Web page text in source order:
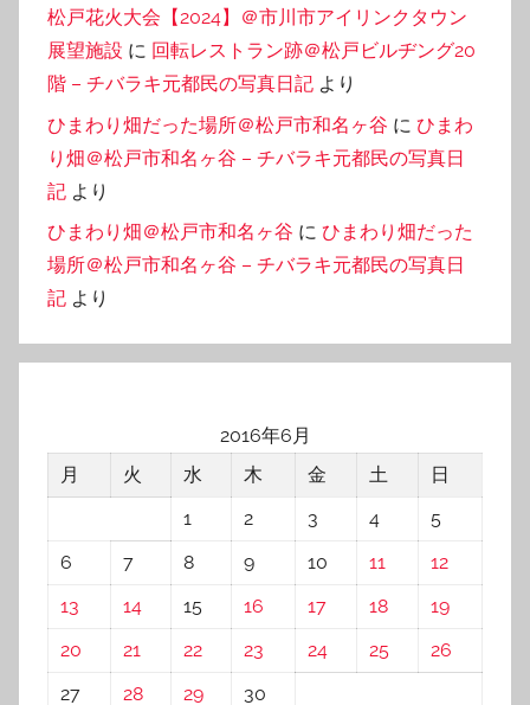
松戸花火大会【2024】＠市川市アイリンクタウン
展望施設 に 回転レストラン跡＠松戸ビルヂング20
階 – チバラキ元都民の写真日記 より
ひまわり畑だった場所＠松戸市和名ヶ谷 に ひまわ
り畑＠松戸市和名ヶ谷 – チバラキ元都民の写真日
記 より
ひまわり畑＠松戸市和名ヶ谷 に ひまわり畑だった
場所＠松戸市和名ヶ谷 – チバラキ元都民の写真日
記 より
2016年6月
月
火 水 木 金 土
日
1
2 3 4
5
6
7 8 9 10 11
12
13
14 15 16 17 18
19
20
21 22 23 24 25
26
27
28 29 30